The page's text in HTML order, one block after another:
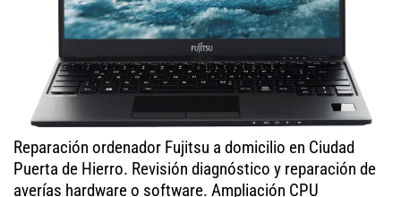
Reparación ordenador Fujitsu a domicilio en Ciudad
Puerta de Hierro. Revisión diagnóstico y reparación de
averías hardware o software. Ampliación CPU